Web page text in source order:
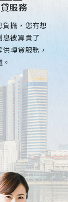
服務
負擔，您有想
息被算貴了
轉貸服務，